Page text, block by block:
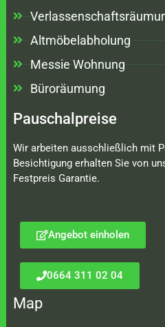
Altmöbelabholung
Messie Wohnung
Büroräumung
Pauschalpreise
Wir arbeiten ausschließlich mit
Besichtigung erhalten Sie von
Festpreis Garantie.
Angebot einholen
0664 311 02 04
Map